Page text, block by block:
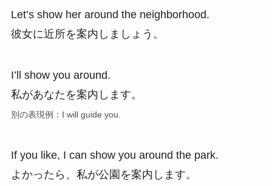
Let’s show her around the neighborhood.
彼女に近所を案内しましょう。
I’ll show you around.
私があなたを案内します。
別の表現例：I will guide you.
If you like, I can show you around the park.
よかったら、私が公園を案内します。